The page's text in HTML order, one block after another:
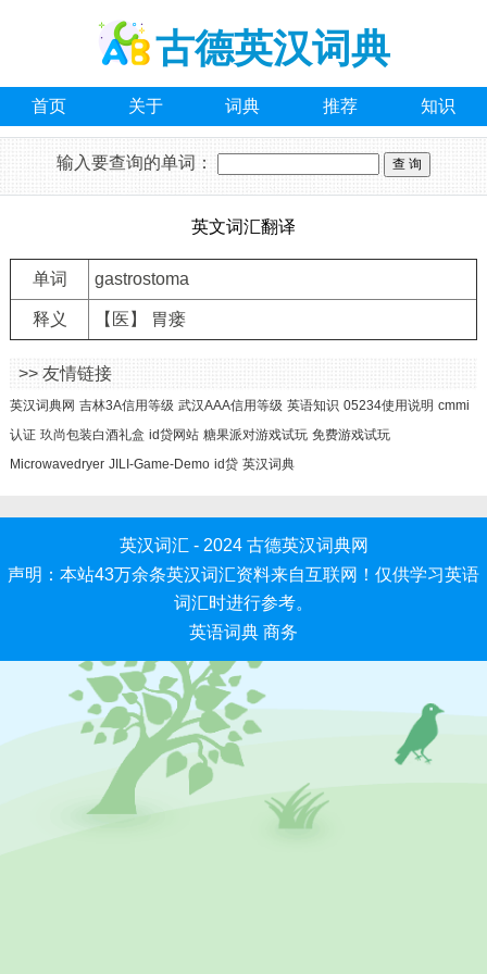
古德英汉词典
首页 关于 词典 推荐 知识
输入要查询的单词：
英文词汇翻译
单词 gastrostoma
释义 【医】 胃瘘
>> 友情链接
英汉词典网 吉林3A信用等级 武汉AAA信用等级 英语知识 05234使用说明 cmmi
认证 玖尚包装白酒礼盒 id贷网站 糖果派对游戏试玩 免费游戏试玩
Microwavedryer JILI-Game-Demo id贷 英汉词典
英汉词汇 - 2024 古德英汉词典网
声明：本站43万余条英汉词汇资料来自互联网！仅供学习英语
词汇时进行参考。
英语词典 商务